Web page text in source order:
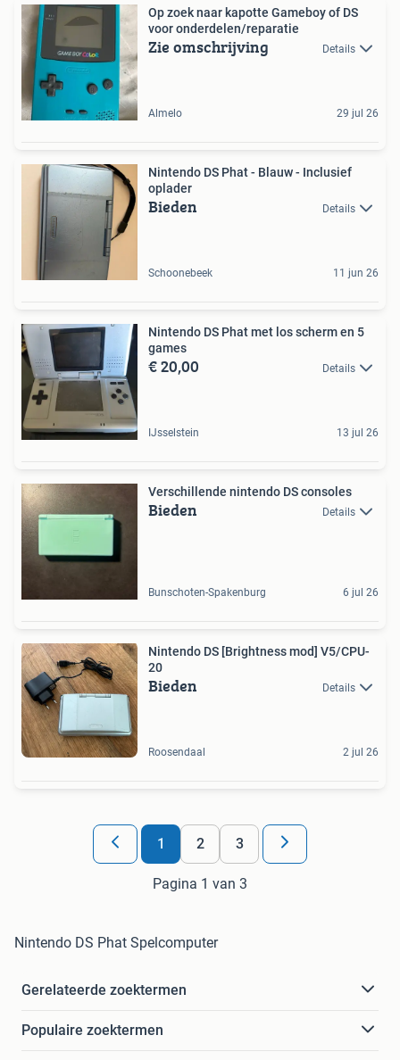
Op zoek naar kapotte Gameboy of DS
voor onderdelen/reparatie
Zie omschrijving Details
Almelo 29 jul 26
Nintendo DS Phat - Blauw - Inclusief
oplader
Bieden Details
Schoonebeek 11 jun 26
Nintendo DS Phat met los scherm en 5
games
€ 20,00 Details
IJsselstein 13 jul 26
Verschillende nintendo DS consoles
Bieden Details
Bunschoten-Spakenburg 6 jul 26
Nintendo DS [Brightness mod] V5/CPU-
20
Bieden Details
Roosendaal 2 jul 26
1 2 3
Pagina 1 van 3
Nintendo DS Phat Spelcomputer
Gerelateerde zoektermen
Populaire zoektermen